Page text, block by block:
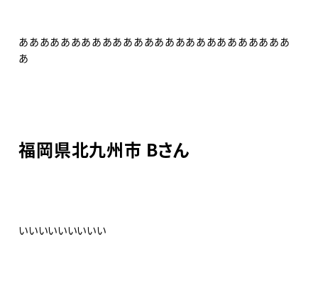
ああああああああああああああああああああああああああ
あ
福岡県北九州市 Bさん
いいいいいいいいい